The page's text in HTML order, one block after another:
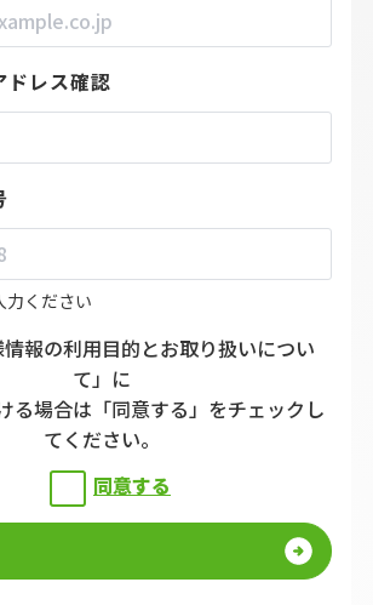
ドレス確認
力ください
報の利用目的とお取り扱いについ
て」に
る場合は「同意する」をチェックし
てください。
同意する